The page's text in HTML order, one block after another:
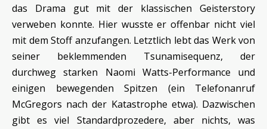
das Drama gut mit der klassischen Geisterstory
verweben konnte. Hier wusste er offenbar nicht viel
mit dem Stoff anzufangen. Letztlich lebt das Werk von
seiner beklemmenden Tsunamisequenz, der
durchweg starken Naomi Watts-Performance und
einigen bewegenden Spitzen (ein Telefonanruf
McGregors nach der Katastrophe etwa). Dazwischen
gibt es viel Standardprozedere, aber nichts, was